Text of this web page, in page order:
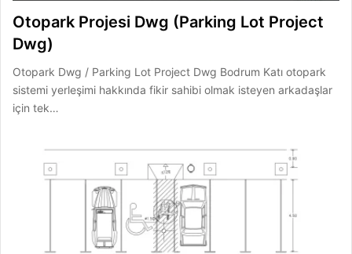
Otopark Projesi Dwg (Parking Lot Project
Dwg)
Otopark Dwg / Parking Lot Project Dwg Bodrum Katı otopark
sistemi yerleşimi hakkında fikir sahibi olmak isteyen arkadaşlar
için tek…